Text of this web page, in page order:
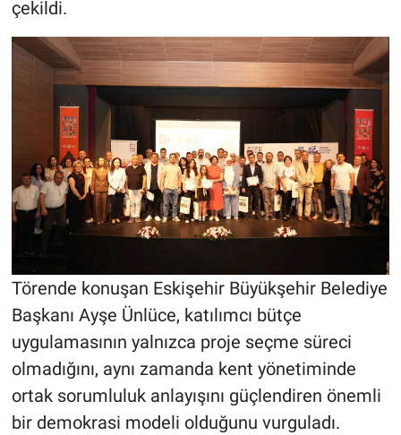
çekildi.
Törende konuşan Eskişehir Büyükşehir Belediye
Başkanı Ayşe Ünlüce, katılımcı bütçe
uygulamasının yalnızca proje seçme süreci
olmadığını, aynı zamanda kent yönetiminde
ortak sorumluluk anlayışını güçlendiren önemli
bir demokrasi modeli olduğunu vurguladı.